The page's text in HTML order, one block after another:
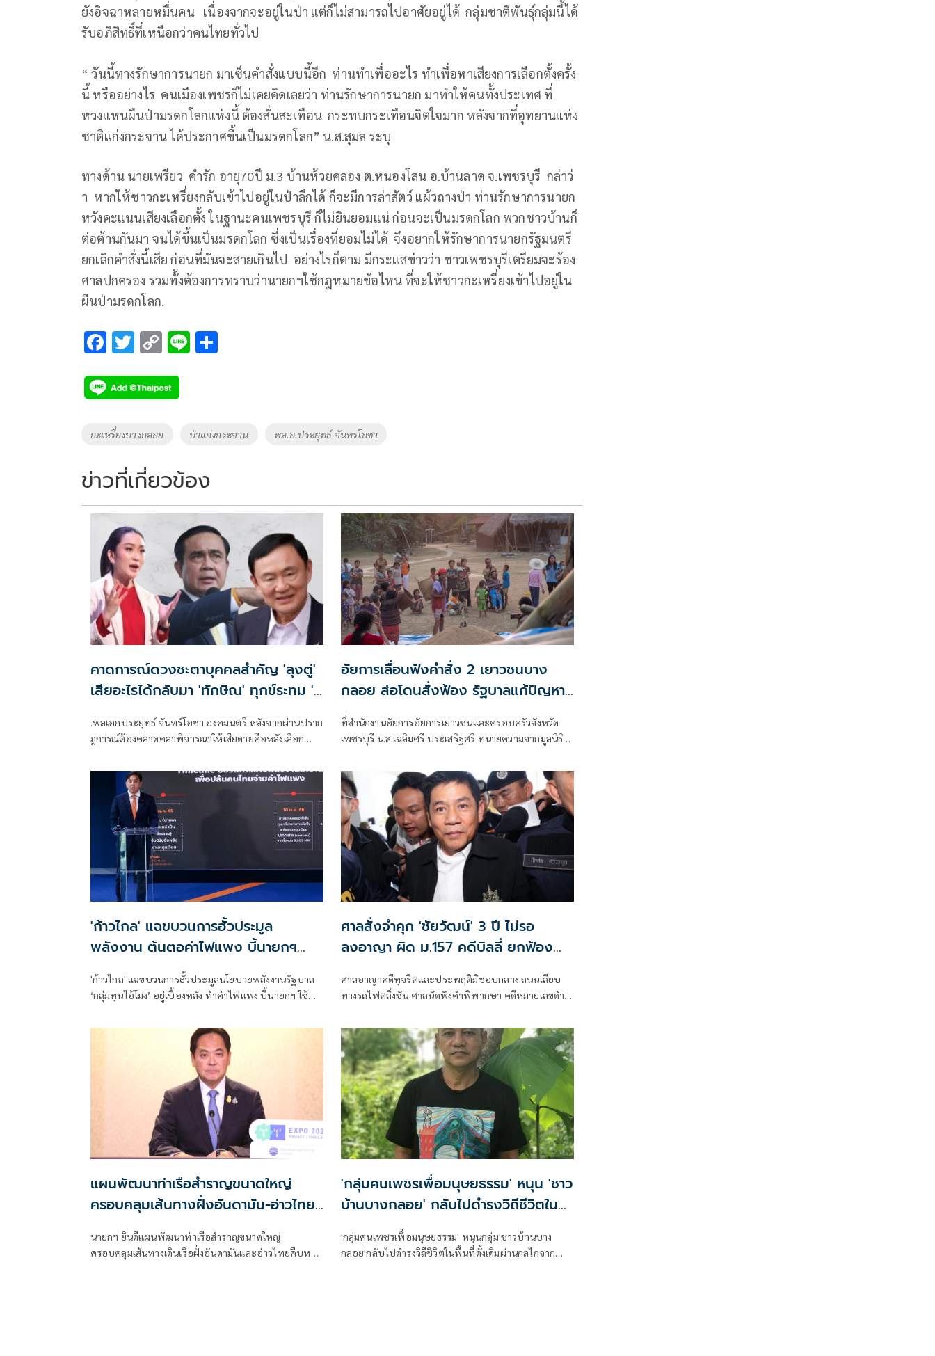
ยังอิจฉาหลายหมื่นคน เนื่องจากจะอยู่ในป่า แต่ก็ไม่สามารถไปอาศัยอยู่ได้ กลุ่มชาติพันธุ์กลุ่มนี้ได้
รับอภิสิทธิ์ที่เหนือกว่าคนไทยทั่วไป
“ วันนี้ทางรักษาการนายก มาเซ็นคำสั่งแบบนี้อีก ท่านทำเพื่ออะไร ทำเพื่อหาเสียงการเลือกตั้งครั้ง
นี้ หรืออย่างไร คนเมืองเพชรก็ไม่เคยคิดเลยว่า ท่านรักษาการนายก มาทำให้คนทั้งประเทศ ที่
หวงแหนผืนป่ามรดกโลกแห่งนี้ ต้องสั่นสะเทือน กระทบกระเทือนจิตใจมาก หลังจากที่อุทยานแห่ง
ชาติแก่งกระจาน ได้ประกาศขึ้นเป็นมรดกโลก” น.ส.สุมล ระบุ
ทางด้าน นายเพรียว คำรัก อายุ70ปี ม.3 บ้านห้วยคลอง ต.หนองโสน อ.บ้านลาด จ.เพชรบุรี กล่าว่
า หากให้ชาวกะเหรี่ยงกลับเข้าไปอยู่ในป่าลึกได้ ก็จะมีการล่าสัตว์ แผ้วถางป่า ท่านรักษาการนายก
หวังคะแนนเสียงเลือกตั้ง ในฐานะคนเพชรบุรี ก็ไม่ยินยอมแน่ ก่อนจะเป็นมรดกโลก พวกชาวบ้านก็
ต่อต้านกันมา จนได้ขึ้นเป็นมรดกโลก ซึ่งเป็นเรื่องที่ยอมไม่ได้ จึงอยากให้รักษาการนายกรัฐมนตรี
ยกเลิกคำสั่งนี้เสีย ก่อนที่มันจะสายเกินไป อย่างไรก็ตาม มีกระแสข่าวว่า ชาวเพชรบุรีเตรียมจะร้อง
ศาลปกครอง รวมทั้งต้องการทราบว่านายกฯใช้กฎหมายข้อไหน ที่จะให้ชาวกะเหรี่ยงเข้าไปอยู่ใน
ผืนป่ามรดกโลก.
F
e
b
o
k
T
tt
er
C
p
y
Li
k
Li
Tags
กะเหรี่ยงบางกลอย ป่าแก่งกระจาน พล.อ.ประยุทธ์ จันทรโอชา
ข่าวที่เกี่ยวข้อง
คาดการณ์ดวงชะตาบุคคลสำคัญ 'ลุงตู่'
เสียอะไรได้กลับมา 'ทักษิณ' ทุกข์ระทม 'อุ๊
.พลเอกประยุทธ์ จันทร์โอชา องคมนตรี หลังจากผ่านปราก
ฎการณ์ต้องคลาดคลาพิจารณาให้เสียดายคือหลังเลือก
อัยการเลื่อนฟังคำสั่ง 2 เยาวชนบาง
กลอย ส่อโดนสั่งฟ้อง รัฐบาลแก้ปัญหา
ไม่คืบหน้า
ที่สำนักงานอัยการอัยการเยาวชนและครอบครัวจังหวัด
เพชรบุรี น.ส.เฉลิมศรี ประเสริฐศรี ทนายความจากมูลนิธิ
พบอัยการตามนัด
'ก้าวไกล' แฉขบวนการฮั้วประมูล
พลังงาน ต้นตอค่าไฟแพง บี้นายกฯ
'ก้าวไกล' แฉขบวนการฮั้วประมูลนโยบายพลังงานรัฐบาล
‘กลุ่มทุนไอ้โม่ง’ อยู่เบื้องหลัง ทำค่าไฟแพง บี้นายกฯ ใช้
ศาลสั่งจำคุก 'ชัยวัฒน์' 3 ปี ไม่รอ
ลงอาญา ผิด ม.157 คดีบิลลี่ ยกฟ้อง
ศาลอาญาคดีทุจริตและประพฤติมิชอบกลาง ถนนเลียบ
ทางรถไฟตลิ่งชัน ศาลนัดฟังคำพิพากษา คดีหมายเลขดำ
ลิขิตอักษร ผู้อำนวยการสำนักอุทยานแห่งชาติ กรมอุทยาน
แห่งชาติ สัตว์ป่าและพันธุ์พืช)และพวกรวม 4 คน ฐาน
ปฏิบัติหน้าที่มิชอบฯ กรณีการหายตัวไปของนายบิลลี่
แผนพัฒนาท่าเรือสำราญขนาดใหญ่
ครอบคลุมเส้นทางฝั่งอันดามัน-อ่าวไทย
นายกฯ ยินดีแผนพัฒนาท่าเรือสำราญขนาดใหญ่
ครอบคลุมเส้นทางเดินเรือฝั่งอันดามันและอ่าวไทยคืบหน้า
'กลุ่มคนเพชรเพื่อมนุษยธรรม' หนุน 'ชาว
บ้านบางกลอย' กลับไปดำรงวิถีชีวิตใน
พื้นที่ดั้งเดิม
'กลุ่มคนเพชรเพื่อมนุษยธรรม' หนุนกลุ่ม'ชาวบ้านบาง
กลอย'กลับไปดำรงวิถีชีวิตในพื้นที่ดั้งเดิมผ่านกลไกจาก